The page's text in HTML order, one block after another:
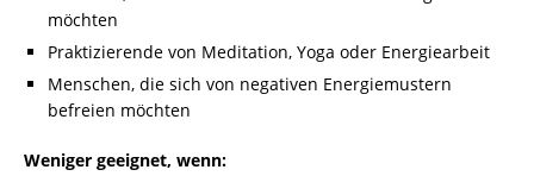
möchten
Praktizierende von Meditation, Yoga oder Energiearbeit
Menschen, die sich von negativen Energiemustern
befreien möchten
Weniger geeignet, wenn: